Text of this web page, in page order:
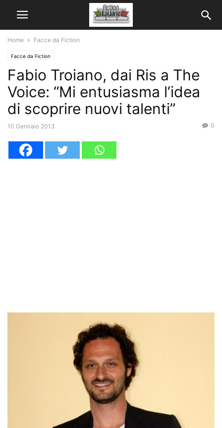
Home Facce da Fiction
Facce da Fiction
Fabio Troiano, dai Ris a The
Voice: “Mi entusiasma l’idea
di scoprire nuovi talenti”
10 Gennaio 2013 0